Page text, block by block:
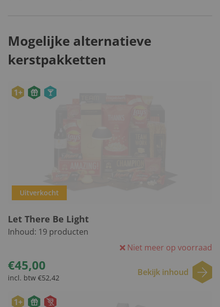
Mogelijke alternatieve
kerstpakketten
1+
Uitverkocht
Let There Be Light
Inhoud: 19 producten
Niet meer op voorraad
€45,00
incl. btw €52,42
Bekijk inhoud
1+